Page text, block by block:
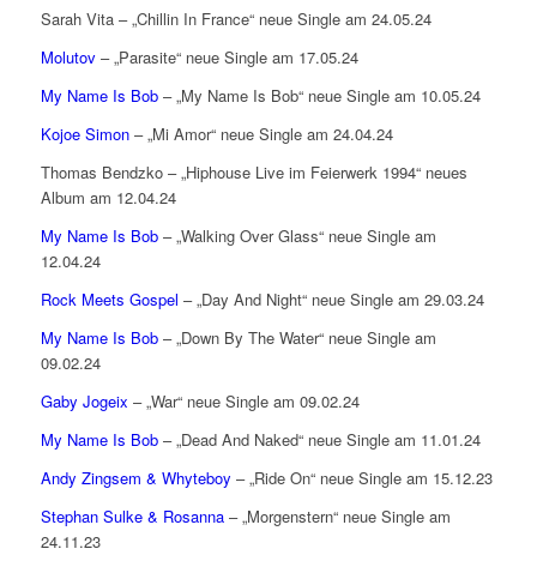
Sarah Vita – „Chillin In France“ neue Single am 24.05.24
Molutov– „Parasite“ neue Single am 17.05.24
My Name Is Bob– „My Name Is Bob“ neue Single am 10.05.24
Kojoe Simon– „Mi Amor“ neue Single am 24.04.24
Thomas Bendzko – „Hiphouse Live im Feierwerk 1994“ neues
Album am 12.04.24
My Name Is Bob– „Walking Over Glass“ neue Single am
12.04.24
Rock Meets Gospel – „Day And Night“ neue Single am 29.03.24
My Name Is Bob– „Down By The Water“ neue Single am
09.02.24
Gaby Jogeix – „War“ neue Single am 09.02.24
My Name Is Bob– „Dead And Naked“ neue Single am 11.01.24
Andy Zingsem & Whyteboy – „Ride On“ neue Single am 15.12.23
Stephan Sulke & Rosanna– „Morgenstern“ neue Single am
24.11.23